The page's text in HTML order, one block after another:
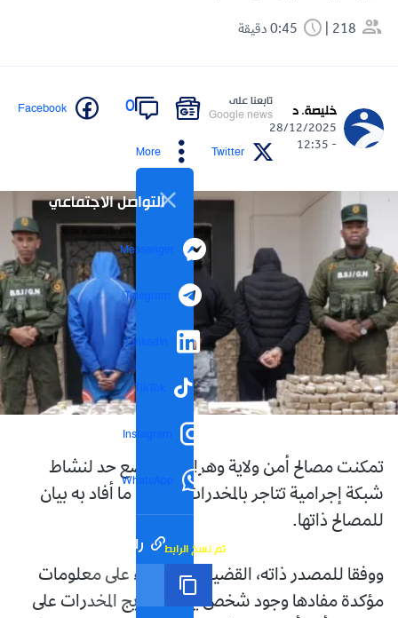
218
خليصة. د
28/12/2025
- 12:35
تابعنا على
Google news
0
Facebook
Twitter
More
التواصل الاجتماعي
Messenger
Telegram
LinkedIn
TikTok
Instagram
WhatsApp
رابط مختصر تم نسخ الرابط
تمكنت مصالح أمن ولاية وهران من وضع حد لنشاط
شبكة إجرامية تتاجر بالمخدرات، حسب ما أفاد به بيان
للمصالح ذاتها.
ووفقا للمصدر ذاته، القضية جاءت بناء على معلومات
مؤكدة مفادها وجود شخص يقوم بترويج المخدرات على